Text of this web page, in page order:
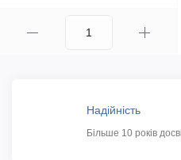
Надійність
Більше 10 років